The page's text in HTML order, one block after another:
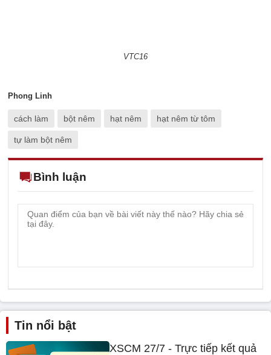
VTC16
Phong Linh
cách làm bột nêm hạt nêm hạt nêm từ tôm
tự làm bột nêm
Bình luận
Tin nổi bật
XSCM 27/7 - Trực tiếp kết quả